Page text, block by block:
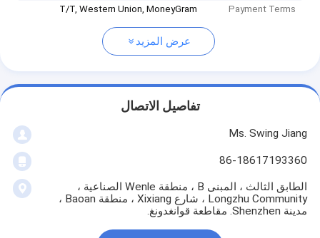
Payment Terms
T/T, Western Union, MoneyGram
عرض المزيد
تفاصيل الاتصال
Ms. Swing Jiang
86-18617193360
الطابق الثالث ، المبنى B ، منطقة Wenle الصناعية ،
Longzhu Community ، شارع Xixiang ، منطقة Baoan ،
مدينة Shenzhen. مقاطعة قوانغدونغ.